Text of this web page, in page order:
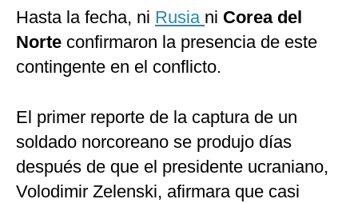
Hasta la fecha, ni Rusia ni Corea del
Norte confirmaron la presencia de este
contingente en el conflicto.
El primer reporte de la captura de un
soldado norcoreano se produjo días
después de que el presidente ucraniano,
Volodimir Zelenski, afirmara que casi